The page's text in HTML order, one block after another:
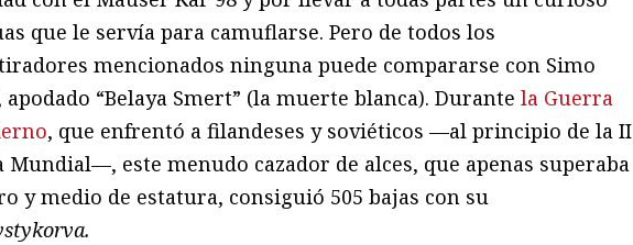
que le servía para camuflarse. Pero de todos los
mencionados ninguna puede compararse con Simo
apodado “Belaya Smert” (la muerte blanca). Durante la Guerra
, que enfrentó a filandeses y soviéticos —al principio de la II
Mundial—, este menudo cazador de alces, que apenas superaba
y medio de estatura, consiguió 505 bajas con su